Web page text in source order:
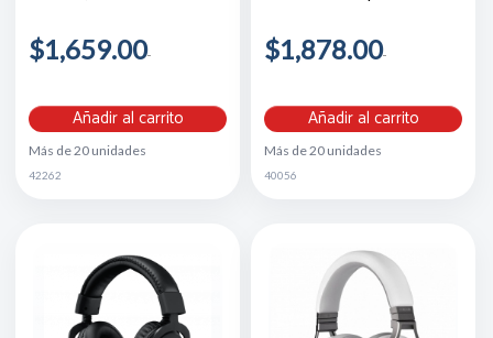
$1,659.00
Añadir al carrito
Más de 20 unidades
42262
$1,878.00
Añadir al carrito
Más de 20 unidades
40056